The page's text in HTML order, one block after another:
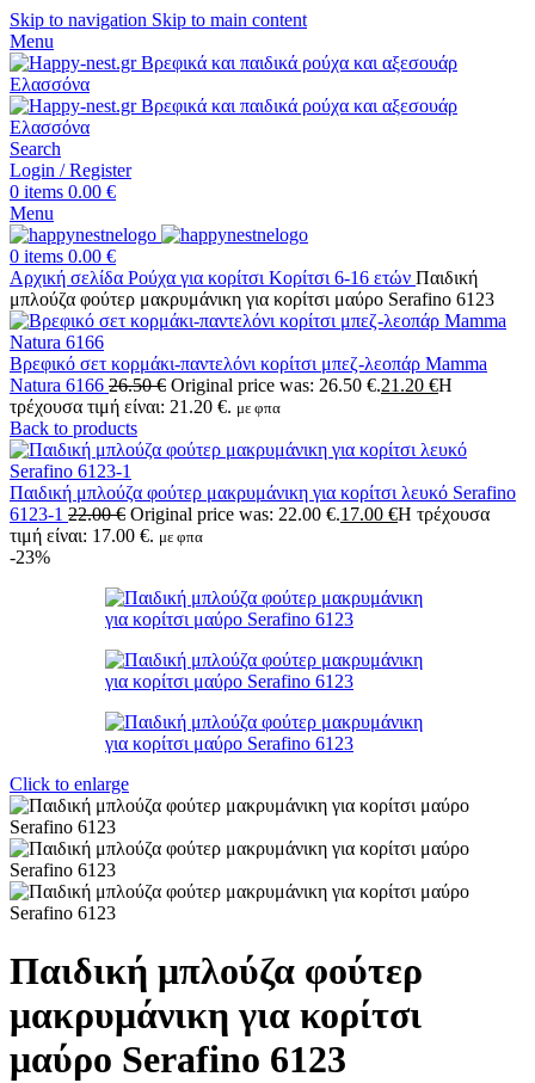
Skip to navigation Skip to main content
Menu
Search
Login / Register
0 items 0.00 €
Menu
0 items 0.00 €
Αρχική σελίδα Ρούχα για κορίτσι Κορίτσι 6-16 ετών Παιδική
μπλούζα φούτερ μακρυμάνικη για κορίτσι μαύρο Serafino 6123
Βρεφικό σετ κορμάκι-παντελόνι κορίτσι μπεζ-λεοπάρ Mamma
Natura 6166 26.50€ Original price was: 26.50 €.21.20 €Η
τρέχουσα τιμή είναι: 21.20 €. με φπα
Back to products
Παιδική μπλούζα φούτερ μακρυμάνικη για κορίτσι λευκό Serafino
6123-1 22.00€ Original price was: 22.00 €.17.00 €Η τρέχουσα
τιμή είναι: 17.00 €. με φπα
-23%
Click to enlarge
Παιδική μπλούζα φούτερ
μακρυμάνικη για κορίτσι
μαύρο Serafino 6123